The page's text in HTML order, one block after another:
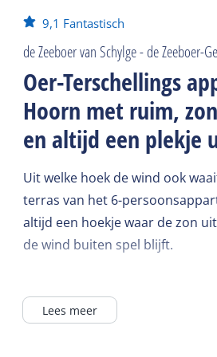
9,1 Fantastisch
de Zeeboer van Schylge - de Zeeboer-
Oer-Terschellings
Hoorn met ruim,
en altijd een plekje
Uit welke hoek de wind ook
terras van het 6-
altijd een hoekje waar de zon
de wind buiten spel blijft.
persoonsappartement met
Lees meer